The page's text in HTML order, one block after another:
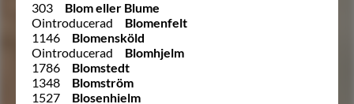
303
Blom eller Blume
Ointroducerad
Blomenfelt
1146
Blomensköld
Ointroducerad
Blomhjelm
1786
Blomstedt
1348
Blomström
1527
Blosenhielm